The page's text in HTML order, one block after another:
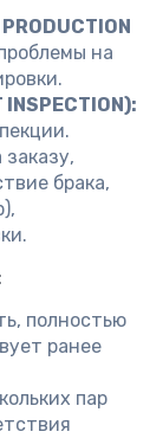
на
брака,
полностью
ранее
пар